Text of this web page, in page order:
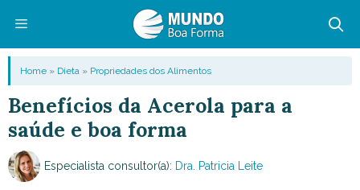
conteúdo
Menu
Home » Dieta » Propriedades dos Alimentos
Benefícios da Acerola para a
saúde e boa forma
Especialista consultor(a): Dra. Patricia Leite